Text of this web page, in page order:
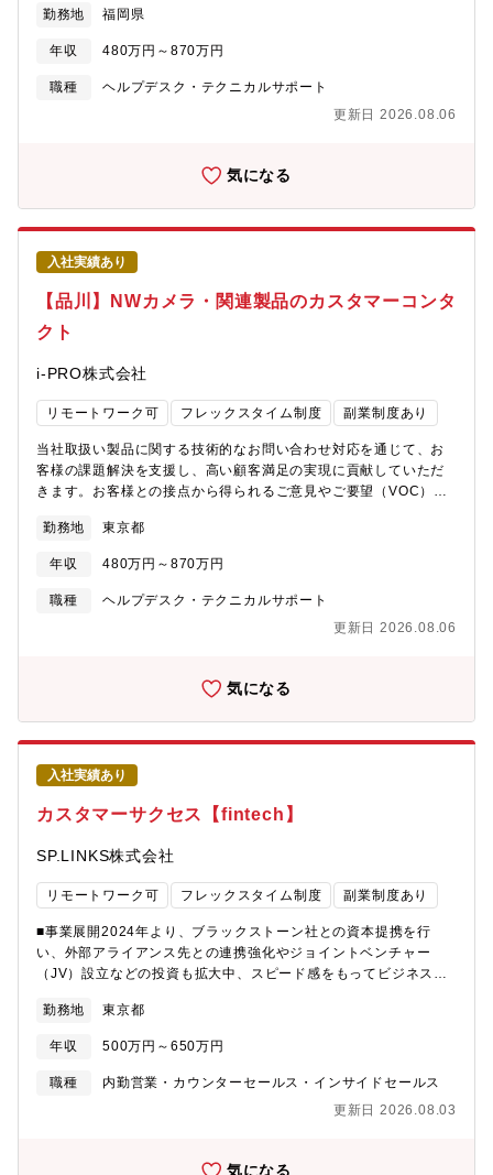
案と実行が急務となっています。現在、組織の再構築・営業基盤
られるメンバーを新たに複数募集します。
す。また、チームメンバーや関係部門と連携しながら、継続的な
業務改善活動にも参加いただきます。お客様の課題解決を通じて
直接感謝の声をいただける業務です。お問い合わせ対応、ナレッ
ジ整備、VOC活動を通じて顧客価値向上に貢献するとともに、将
す。▼取り扱い製品例：i-PRO ネットワークカメラ・関連商品
pro.com/products_and_solutions/ja/surveillance/products【求
める人物像】・課題解決に向けて主体的に取り組める方・新しい
技術や製品を積極的に学習できる方【勤務環境・働き方】・基本
出社となります（必要に応じて在宅勤務は相談可）・残業原則ご
ざいません
勤務地 福岡県
年収 480万円～870万円
職種
ヘルプデスク・テクニカルサポート
更新日 2026.08.06
気になる
入社実績あり
【品川】NWカメラ・関連製品のカスタマーコンタ
クト
i-PRO株式会社
リモートワーク可 フレックスタイム制度 副業制度あり
当社取扱い製品に関する技術的なお問い合わせ対応を通じて、お
客様の課題解決を支援し、高い顧客満足の実現に貢献していただ
きます。お客様との接点から得られるご意見やご要望（VOC）を
す。また、チームメンバーや関係部門と連携しながら、継続的な
業務改善活動にも参加いただきます。お客様の課題解決を通じて
直接感謝の声をいただける業務です。お問い合わせ対応、ナレッ
ジ整備、VOC活動を通じて顧客価値向上に貢献するとともに、将
す。▼取り扱い製品例：i-PRO ネットワークカメラ・関連商品
pro.com/products_and_solutions/ja/surveillance/products【求
める人物像】・課題解決に向けて主体的に取り組める方・新しい
技術や製品を積極的に学習できる方【勤務環境・働き方】・基本
出社となります（必要に応じて在宅勤務は相談可）・残業原則ご
ざいません
勤務地 東京都
年収 480万円～870万円
職種
ヘルプデスク・テクニカルサポート
更新日 2026.08.06
気になる
入社実績あり
カスタマーサクセス【fintech】
SP.LINKS株式会社
リモートワーク可 フレックスタイム制度 副業制度あり
■事業展開2024年より、ブラックストーン社との資本提携を行
い、外部アライアンス先との連携強化やジョイントベンチャー
（JV）設立などの投資も拡大中、スピード感をもってビジネス拡
までにない新しい価値をともに創り上げていく存在へと成長す
る、その強い意志を示すため2025年10月には社名をソニーペイメ
ントサービスからSP.LINKSへ変更することといたしました。■業
務内容お客様が安心して当社決済サービスを利用し続けられるよ
く担うカスタマーサクセス業務です。加盟店の体験価値向上と、
わせ対応業務（約70％）既存加盟店からのメールでの問い合わせ
勤務地 東京都
年収 500万円～650万円
職種
内勤営業・カウンターセールス・インサイドセールス
更新日 2026.08.03
気になる